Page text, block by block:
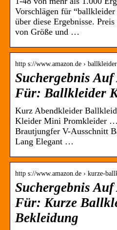
Vorschlägen für
über diese Ergebnisse.
von Größe und …
http s://www.amazon.de ›
Suchergebnis Auf
Für: Ballkleider
Kurz Abendkleider
Kleider Mini Promkleider
Brautjungfer V-Ausschnitt
Lang Elegant …
http s://www.amazon.de › kurze-
Suchergebnis Auf
Für: Kurze
Bekleidung